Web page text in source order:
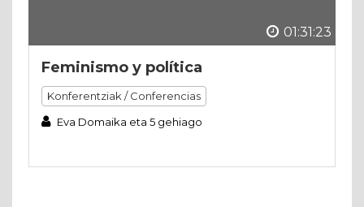
01:31:23
Feminismo y política
Konferentziak / Conferencias
Eva Domaika eta 5 gehiago